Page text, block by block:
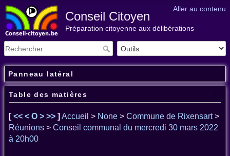
Aller au contenu
Conseil Citoyen
Préparation citoyenne aux délibérations
Panneau latéral
Table des matières
[<< < O > >> ] Accueil > None > Commune de Rixensart>
Réunions > Conseil communal du mercredi 30 mars 2022
à 20h00